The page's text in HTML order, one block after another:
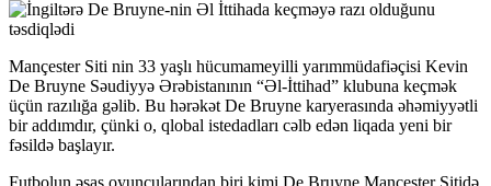
Mançester Siti nin 33 yaşlı hücumameyilli yarımmüdafiəçisi Kevin
De Bruyne Səudiyyə Ərəbistanının “Əl-İttihad” klubuna keçmək
üçün razılığa gəlib. Bu hərəkət De Bruyne karyerasında əhəmiyyətli
bir addımdır, çünki o, qlobal istedadları cəlb edən liqada yeni bir
fəsildə başlayır.
Futbolun əsas oyunçularından biri kimi De Bruyne Mançester Sitidə